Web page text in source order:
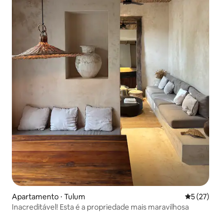
Apartamento ⋅ Tulum 5 de uma
5 (27)
Inacreditável! Esta é a propriedade mais maravilhosa